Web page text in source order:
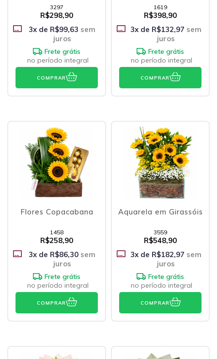
3297
R$298,90
3x de R$99,63 sem
juros
Frete grátis
no período integral
COMPRAR
Belga
1619
R$398,90
3x de R$132,97 sem
juros
Frete grátis
no período integral
COMPRAR
Flores Copacabana
1458
R$258,90
3x de R$86,30 sem
juros
Frete grátis
no período integral
COMPRAR
Aquarela em Girassóis
3559
R$548,90
3x de R$182,97 sem
juros
Frete grátis
no período integral
COMPRAR